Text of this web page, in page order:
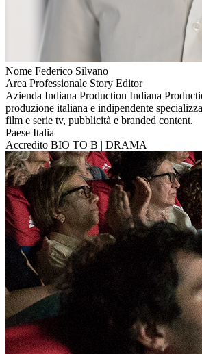
Nome Federico Silvano
Area Professionale Story Editor
Azienda Indiana Production Indiana
produzione italiana e indipendente
film e serie tv, pubblicità e branded content.
Paese Italia
Accredito BIO TO B | DRAMA